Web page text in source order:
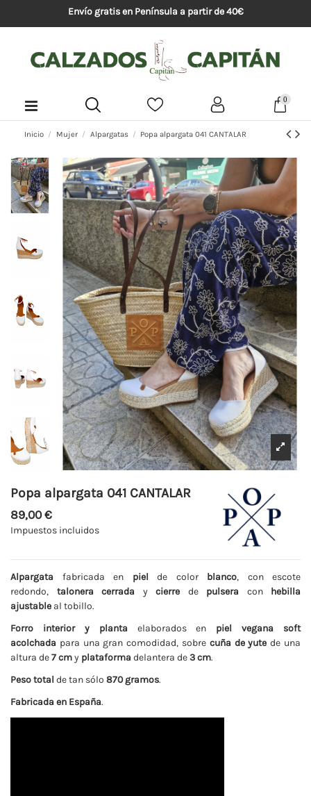
Envío gratis en Península a partir de 40€
0
Inicio Mujer Alpargatas Popa alpargata 041 CANTALAR
Popa alpargata 041 CANTALAR
89,00 €
Impuestos incluidos
Alpargata fabricada en piel de color blanco, con escote
redondo, talonera cerrada y cierre de pulsera con hebilla
ajustable al tobillo.
Forro interior y planta elaborados en piel vegana soft
acolchada para una gran comodidad, sobre cuña de yute de una
altura de7 cmy plataforma delantera de3 cm.
Peso total de tan sólo 870 gramos.
Fabricada en España.